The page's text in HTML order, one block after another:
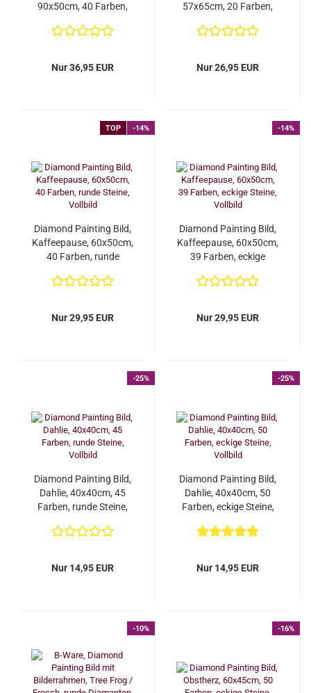
90x50cm, 40 Farben,
Nur 36,95 EUR
57x65cm, 20 Farben,
Nur 26,95 EUR
TOP -14%
Diamond Painting Bild,
Kaffeepause, 60x50cm,
40 Farben, runde
Nur 29,95 EUR
-14%
Diamond Painting Bild,
Kaffeepause, 60x50cm,
39 Farben, eckige
Nur 29,95 EUR
-25%
Diamond Painting Bild,
Dahlie, 40x40cm, 45
Farben, runde Steine,
Nur 14,95 EUR
-25%
Diamond Painting Bild,
Dahlie, 40x40cm, 50
Farben, eckige Steine,
Nur 14,95 EUR
-10% -16%